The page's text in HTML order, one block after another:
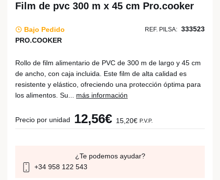
Film de pvc 300 m x 45 cm Pro.cooker
Bajo Pedido REF. PILSA: 333523
PRO.COOKER
Rollo de film alimentario de PVC de 300 m de largo y 45 cm
de ancho, con caja incluida. Este film de alta calidad es
resistente y elástico, ofreciendo una protección óptima para
los alimentos. Su... más información
Precio por unidad 12,56€ 15,20€ P.V.P.
¿Te podemos ayudar?
+34 958 122 543